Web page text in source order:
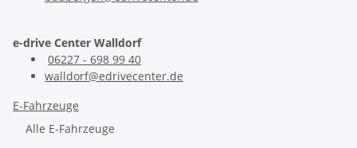
e-drive Center Walldorf
06227 - 698 99 40
walldorf@edrivecenter.de
E-Fahrzeuge
Alle E-Fahrzeuge